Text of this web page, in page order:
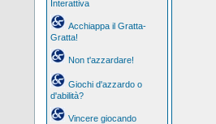
Interattiva
Acchiappa il Gratta-
Gratta!
Non t'azzardare!
Giochi d'azzardo o
d'abilità?
Vincere giocando